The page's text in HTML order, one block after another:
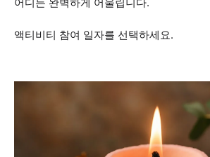
액티비티 참여 일자를 선택하세요.